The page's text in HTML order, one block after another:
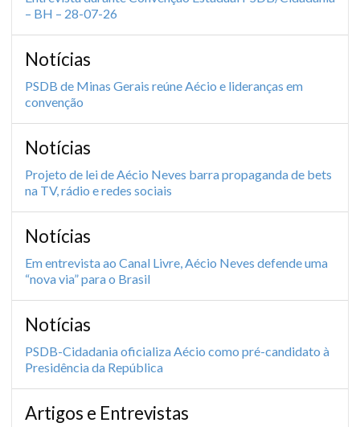
– BH – 28-07-26
Notícias
PSDB de Minas Gerais reúne Aécio e lideranças em
convenção
Notícias
Projeto de lei de Aécio Neves barra propaganda de bets
na TV, rádio e redes sociais
Notícias
Em entrevista ao Canal Livre, Aécio Neves defende uma
“nova via” para o Brasil
Notícias
PSDB-Cidadania oficializa Aécio como pré-candidato à
Presidência da República
Artigos e Entrevistas